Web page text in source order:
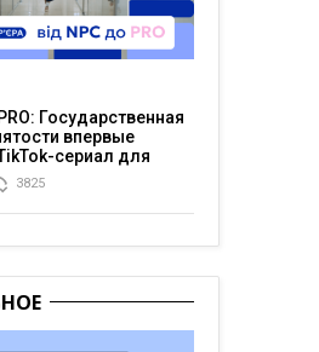
Государственная
впервые
сериал для
3825